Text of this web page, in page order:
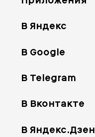
В Яндекс
В Google
В Telegram
В Вконтакте
В Яндекс.Дзен